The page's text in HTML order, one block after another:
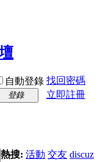
自動登錄 找回密碼
登錄
立即註冊
熱搜: 活動 交友 discuz